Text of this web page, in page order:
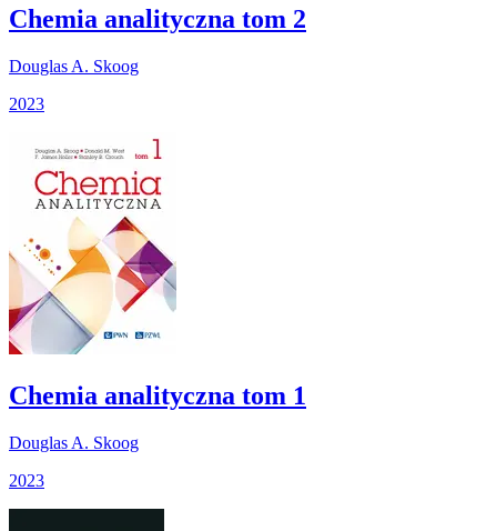
Chemia analityczna tom 2
Douglas A. Skoog
2023
Chemia analityczna tom 1
Douglas A. Skoog
2023